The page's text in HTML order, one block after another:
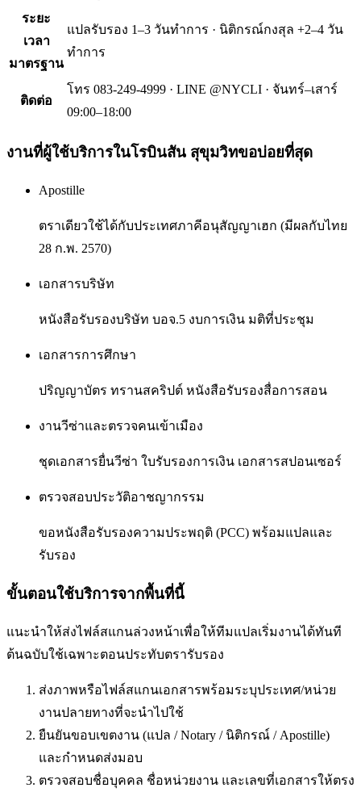
ระยะ
เวลา
มาตรฐาน
แปลรับรอง 1–3 วันทำการ · นิติกรณ์กงสุล +2–4 วัน
ทำการ
ติดต่อ
โทร 083-249-4999 · LINE @NYCLI · จันทร์–เสาร์
09:00–18:00
งานที่ผู้ใช้บริการในโรบินสัน สุขุมวิทขอบ่อยที่สุด
Apostille
ตราเดียวใช้ได้กับประเทศภาคีอนุสัญญาเฮก (มีผลกับไทย
28 ก.พ. 2570)
เอกสารบริษัท
หนังสือรับรองบริษัท บอจ.5 งบการเงิน มติที่ประชุม
เอกสารการศึกษา
ปริญญาบัตร ทรานสคริปต์ หนังสือรับรองสื่อการสอน
งานวีซ่าและตรวจคนเข้าเมือง
ชุดเอกสารยื่นวีซ่า ใบรับรองการเงิน เอกสารสปอนเซอร์
ตรวจสอบประวัติอาชญากรรม
ขอหนังสือรับรองความประพฤติ (PCC) พร้อมแปลและ
รับรอง
ขั้นตอนใช้บริการจากพื้นที่นี้
แนะนำให้ส่งไฟล์สแกนล่วงหน้าเพื่อให้ทีมแปลเริ่มงานได้ทันที
ต้นฉบับใช้เฉพาะตอนประทับตรารับรอง
ส่งภาพหรือไฟล์สแกนเอกสารพร้อมระบุประเทศ/หน่วย
งานปลายทางที่จะนำไปใช้
ยืนยันขอบเขตงาน (แปล / Notary / นิติกรณ์ / Apostille)
และกำหนดส่งมอบ
ตรวจสอบชื่อบุคคล ชื่อหน่วยงาน และเลขที่เอกสารให้ตรง